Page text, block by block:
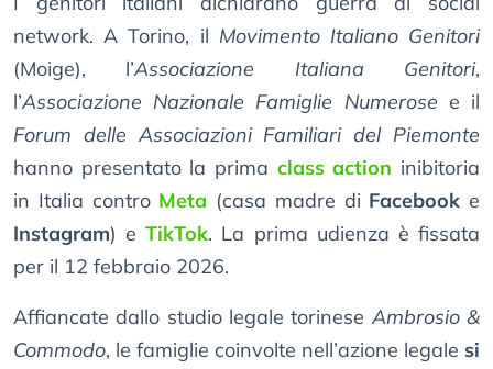
network. A Torino, il Movimento Italiano Genitori
(Moige), l’Associazione Italiana Genitori,
l’Associazione Nazionale Famiglie Numerose e il
Forum delle Associazioni Familiari del Piemonte
hanno presentato la prima class action inibitoria
in Italia contro Meta (casa madre di Facebook e
Instagram) eTikTok. La prima udienza è fissata
per il 12 febbraio 2026.
Affiancate dallo studio legale torineseAmbrosio &
Commodo, le famiglie coinvolte nell’azione legale si